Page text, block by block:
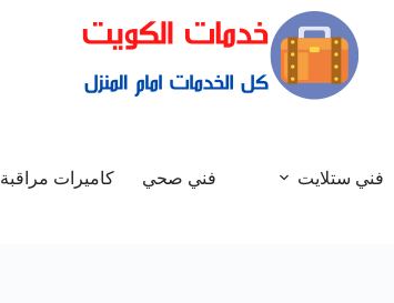
فني ستلايت فني صحي كاميرات مراقبة